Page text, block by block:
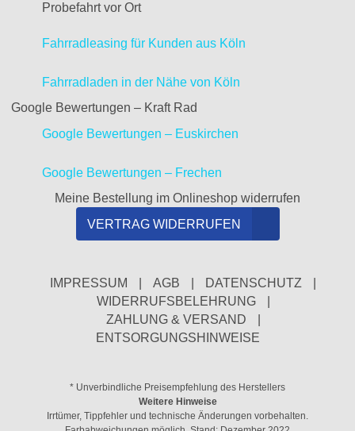
Probefahrt vor Ort
Fahrradleasing für Kunden aus Köln
Fahrradladen in der Nähe von Köln
Google Bewertungen – Kraft Rad
Google Bewertungen – Euskirchen
Google Bewertungen – Frechen
Meine Bestellung im Onlineshop widerrufen
VERTRAG WIDERRUFEN
IMPRESSUM AGB DATENSCHUTZ
WIDERRUFSBELEHRUNG
ZAHLUNG & VERSAND
ENTSORGUNGSHINWEISE
* Unverbindliche Preisempfehlung des Herstellers
Weitere Hinweise
Irrtümer, Tippfehler und technische Änderungen vorbehalten.